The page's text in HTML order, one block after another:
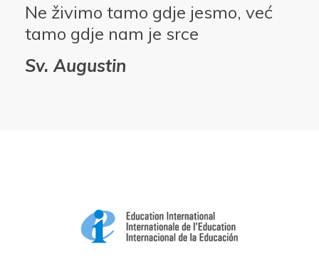
Ne živimo tamo gdje jesmo, već
tamo gdje nam je srce
Sv. Augustin